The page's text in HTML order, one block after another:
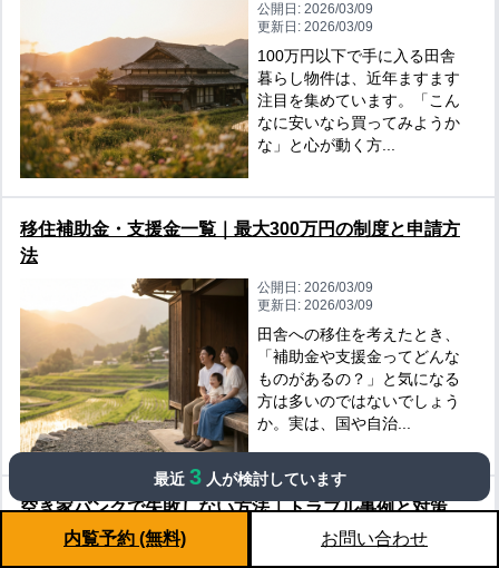
公開日: 2026/03/09
更新日: 2026/03/09
100万円以下で手に入る田舎
暮らし物件は、近年ますます
注目を集めています。「こん
なに安いなら買ってみようか
な」と心が動く方...
移住補助金・支援金一覧｜最大300万円の制度と申請方
法
公開日: 2026/03/09
更新日: 2026/03/09
田舎への移住を考えたとき、
「補助金や支援金ってどんな
ものがあるの？」と気になる
方は多いのではないでしょう
か。実は、国や自治...
空き家バンクで失敗しない方法｜トラブル事例と対策
2026/03/09
最近 3 人が検討しています
内覧予約 (無料) お問い合わせ